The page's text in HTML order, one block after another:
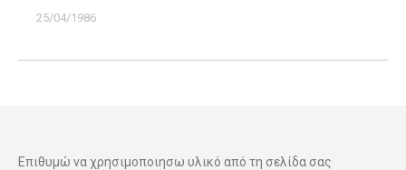
25/04/1986
Επιθυμώ να χρησιμοποιησω υλικό από τη σελίδα σας